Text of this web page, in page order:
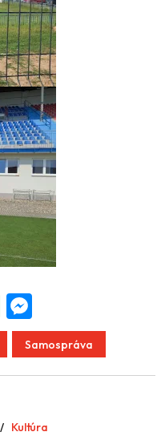
WhatsApp
Samospráva
Kultúra